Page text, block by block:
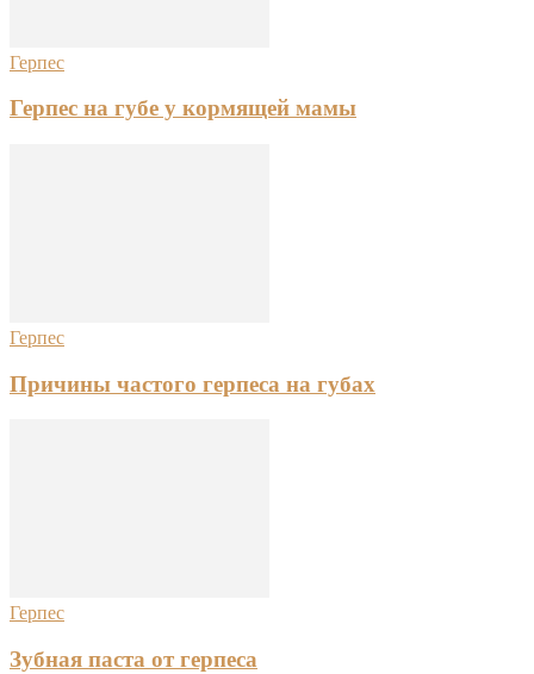
Герпес
Герпес на губе у кормящей мамы
Герпес
Причины частого герпеса на губах
Герпес
Зубная паста от герпеса